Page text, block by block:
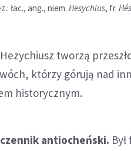
łac., ang., niem. Hesychius, fr.
tworzą
którzy górują nad
historycznym.
antiocheński.